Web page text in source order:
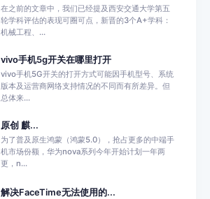
在之前的文章中，我们已经提及西安交通大学第五
轮学科评估的表现可圈可点，新晋的3个A+学科：
机械工程、...
vivo手机5g开关在哪里打开
vivo手机5G开关的打开方式可能因手机型号、系统
版本及运营商网络支持情况的不同而有所差异。但
总体来...
原创 麒...
为了普及原生鸿蒙（鸿蒙5.0），抢占更多的中端手
机市场份额，华为nova系列今年开始计划一年两
更，n...
解决FaceTime无法使用的...